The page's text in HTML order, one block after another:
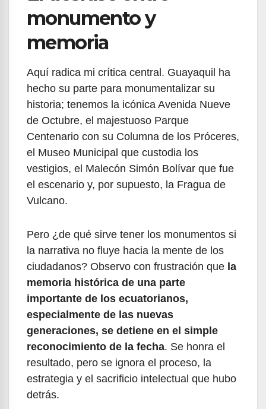
monumento y
memoria
Aquí radica mi crítica central. Guayaquil ha
hecho su parte para monumentalizar su
historia; tenemos la icónica Avenida Nueve
de Octubre, el majestuoso Parque
Centenario con su Columna de los Próceres,
el Museo Municipal que custodia los
vestigios, el Malecón Simón Bolívar que fue
el escenario y, por supuesto, la Fragua de
Vulcano.
Pero ¿de qué sirve tener los monumentos si
la narrativa no fluye hacia la mente de los
ciudadanos? Observo con frustración que la
memoria histórica de una parte
importante de los ecuatorianos,
especialmente de las nuevas
generaciones, se detiene en el simple
reconocimiento de la fecha. Se honra el
resultado, pero se ignora el proceso, la
estrategia y el sacrificio intelectual que hubo
detrás.